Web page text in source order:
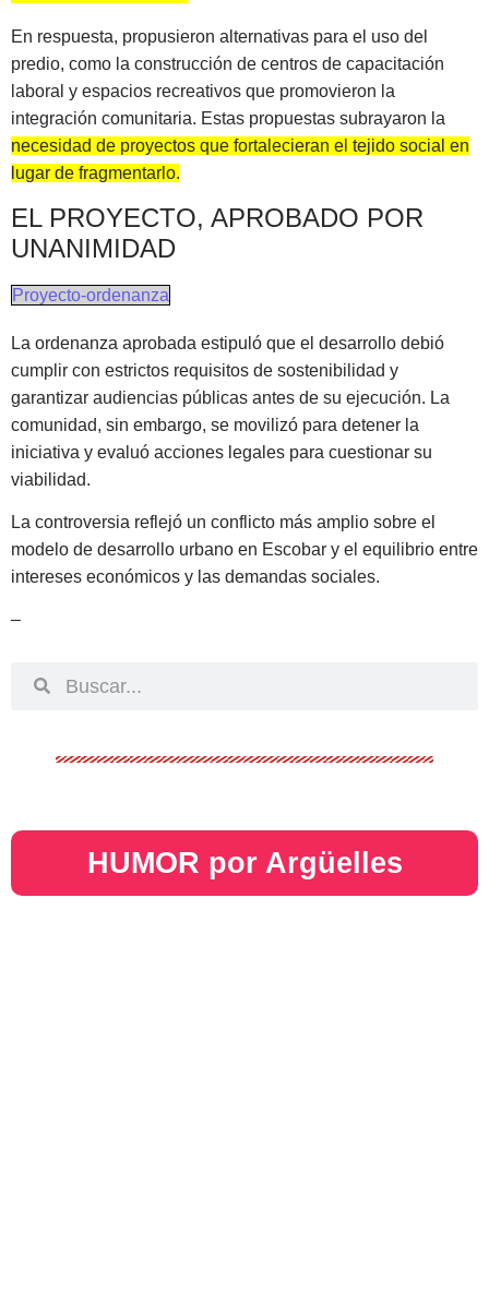
En respuesta, propusieron alternativas para el uso del
predio, como la construcción de centros de capacitación
laboral y espacios recreativos que promovieron la
integración comunitaria. Estas propuestas subrayaron la
necesidad de proyectos que fortalecieran el tejido social en
lugar de fragmentarlo.
EL PROYECTO, APROBADO POR
UNANIMIDAD
Proyecto-ordenanza
La ordenanza aprobada estipuló que el desarrollo debió
cumplir con estrictos requisitos de sostenibilidad y
garantizar audiencias públicas antes de su ejecución. La
comunidad, sin embargo, se movilizó para detener la
iniciativa y evaluó acciones legales para cuestionar su
viabilidad.
La controversia reflejó un conflicto más amplio sobre el
modelo de desarrollo urbano en Escobar y el equilibrio entre
intereses económicos y las demandas sociales.
–
HUMOR por Argüelles​